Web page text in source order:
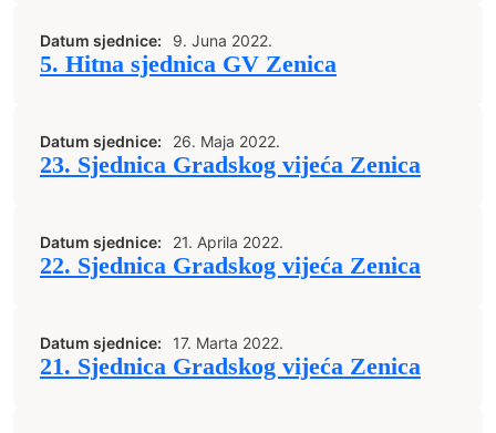
Datum sjednice: 9. Juna 2022.
5. Hitna sjednica GV Zenica
Datum sjednice: 26. Maja 2022.
23. Sjednica Gradskog vijeća Zenica
Datum sjednice: 21. Aprila 2022.
22. Sjednica Gradskog vijeća Zenica
Datum sjednice: 17. Marta 2022.
21. Sjednica Gradskog vijeća Zenica